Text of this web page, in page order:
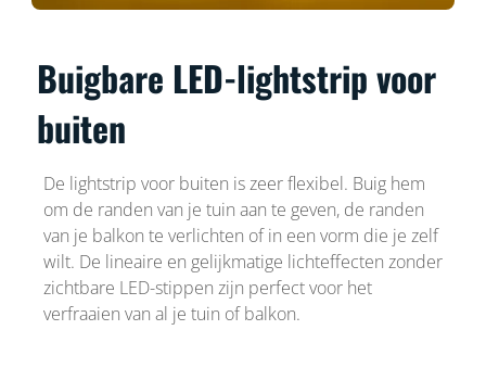
Buigbare LED-lightstrip voor
buiten
De lightstrip voor buiten is zeer flexibel. Buig hem
om de randen van je tuin aan te geven, de randen
van je balkon te verlichten of in een vorm die je zelf
wilt. De lineaire en gelijkmatige lichteffecten zonder
zichtbare LED-stippen zijn perfect voor het
verfraaien van al je tuin of balkon.